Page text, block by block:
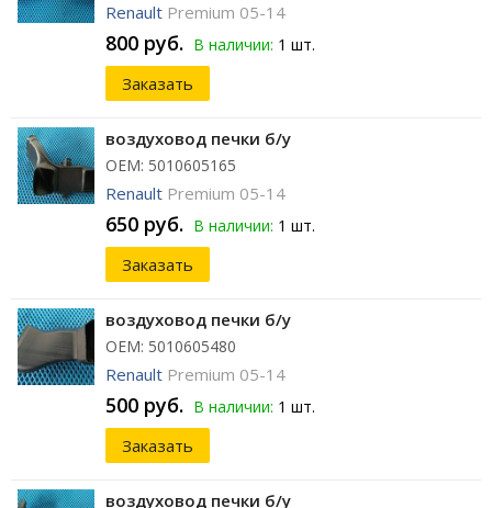
Renault Premium 05-14
800 руб. В наличии: 1 шт.
Заказать
воздуховод печки б/у
ОЕМ: 5010605165
Renault Premium 05-14
650 руб. В наличии: 1 шт.
Заказать
воздуховод печки б/у
ОЕМ: 5010605480
Renault Premium 05-14
500 руб. В наличии: 1 шт.
Заказать
воздуховод печки б/у